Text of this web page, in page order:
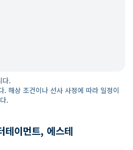
다.
. 해상 조건이나 선사 사정에 따라 일정이
.
테이먼트, 에스테